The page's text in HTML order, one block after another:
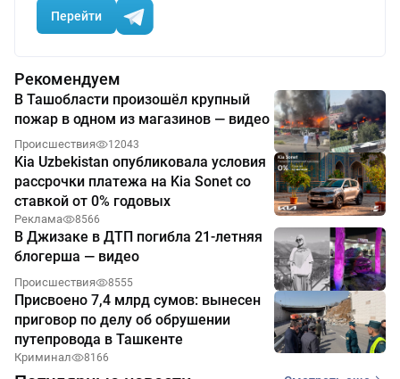
Перейти
Рекомендуем
В Ташобласти произошёл крупный
пожар в одном из магазинов — видео
Происшествия 12043
Kia Uzbekistan опубликовала условия
рассрочки платежа на Kia Sonet со
ставкой от 0% годовых
Реклама 8566
В Джизаке в ДТП погибла 21-летняя
блогерша — видео
Происшествия 8555
Присвоено 7,4 млрд сумов: вынесен
приговор по делу об обрушении
путепровода в Ташкенте
Криминал 8166